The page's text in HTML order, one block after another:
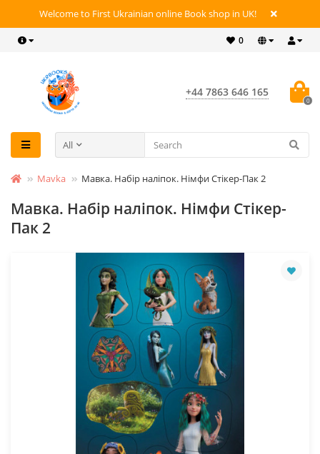
Welcome to First Ukrainian online Book shop in UK!
0
+44 7863 646 165
0
All
Mavka Мавка. Набір наліпок. Німфи Стікер-Пак 2
Мавка. Набір наліпок. Німфи Стікер-
Пак 2